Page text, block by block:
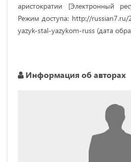
аристократии [Электронный
Режим доступа: http://
yazyk-stal-yazykom-russ (дата
Информация об авторах